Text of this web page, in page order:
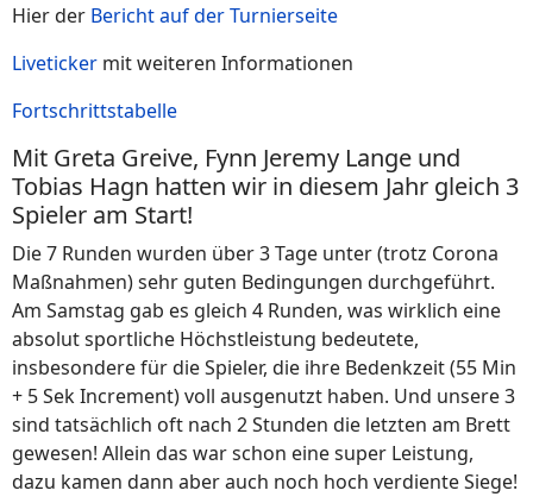
Hier der Bericht auf der Turnierseite
Liveticker mit weiteren Informationen
Fortschrittstabelle
Mit Greta Greive, Fynn Jeremy Lange und
Tobias Hagn hatten wir in diesem Jahr gleich 3
Spieler am Start!
Die 7 Runden wurden über 3 Tage unter (trotz Corona
Maßnahmen) sehr guten Bedingungen durchgeführt.
Am Samstag gab es gleich 4 Runden, was wirklich eine
absolut sportliche Höchstleistung bedeutete,
insbesondere für die Spieler, die ihre Bedenkzeit (55 Min
+ 5 Sek Increment) voll ausgenutzt haben. Und unsere 3
sind tatsächlich oft nach 2 Stunden die letzten am Brett
gewesen! Allein das war schon eine super Leistung,
dazu kamen dann aber auch noch hoch verdiente Siege!